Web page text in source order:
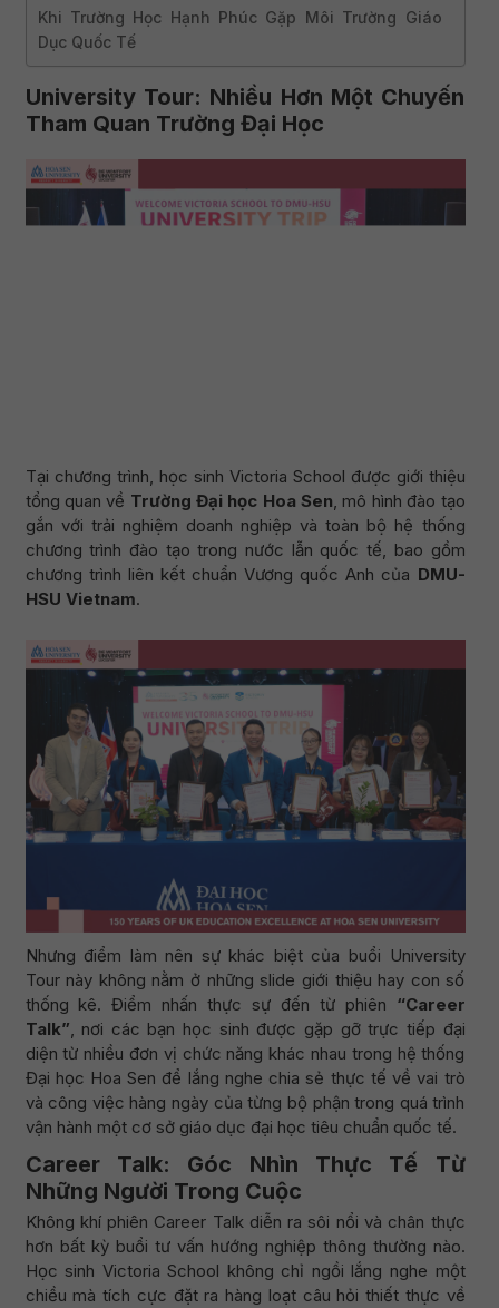
Khi Trường Học Hạnh Phúc Gặp Môi Trường Giáo
Dục Quốc Tế
University Tour: Nhiều Hơn Một Chuyến
Tham Quan Trường Đại Học
Tại chương trình, học sinh Victoria School được giới thiệu
tổng quan về Trường Đại học Hoa Sen , mô hình đào tạo
gắn với trải nghiệm doanh nghiệp và toàn bộ hệ thống
chương trình đào tạo trong nước lẫn quốc tế, bao gồm
chương trình liên kết chuẩn Vương quốc Anh của DMU-
HSU Vietnam.
Nhưng điểm làm nên sự khác biệt của buổi University
Tour này không nằm ở những slide giới thiệu hay con số
thống kê. Điểm nhấn thực sự đến từ phiên “Career
Talk”, nơi các bạn học sinh được gặp gỡ trực tiếp đại
diện từ nhiều đơn vị chức năng khác nhau trong hệ thống
Đại học Hoa Sen để lắng nghe chia sẻ thực tế về vai trò
và công việc hàng ngày của từng bộ phận trong quá trình
vận hành một cơ sở giáo dục đại học tiêu chuẩn quốc tế.
Career Talk: Góc Nhìn Thực Tế Từ
Những Người Trong Cuộc
Không khí phiên Career Talk diễn ra sôi nổi và chân thực
hơn bất kỳ buổi tư vấn hướng nghiệp thông thường nào.
Học sinh Victoria School không chỉ ngồi lắng nghe một
chiều mà tích cực đặt ra hàng loạt câu hỏi thiết thực về